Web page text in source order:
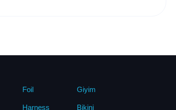
Foil
Harness
Giyim
Bikini